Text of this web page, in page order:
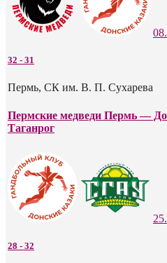
32 - 31
Пермь, СК им. В. П. Сухарева
Пермские медведи Пермь —
Таганрог
28 - 32